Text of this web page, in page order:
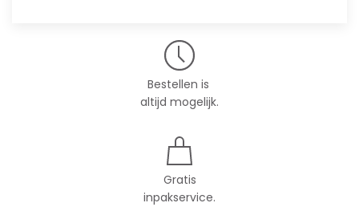
Bestellen is
altijd mogelijk.
Gratis
inpakservice.